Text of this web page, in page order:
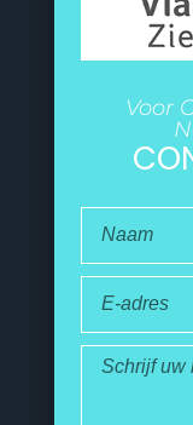
Voor